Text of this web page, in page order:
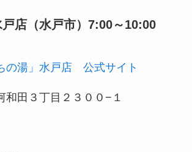
店（水戸市）7:00～10:00
の湯」水戸店 公式サイト
和田３丁目２３００−１